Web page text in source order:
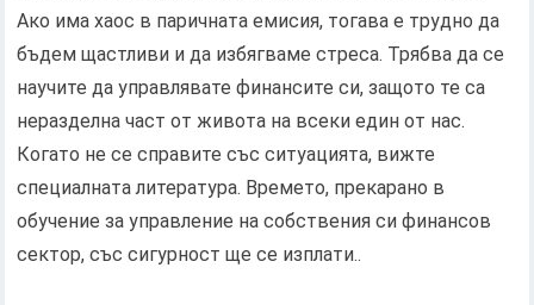
Ако има хаос в паричната емисия, тогава е трудно да
бъдем щастливи и да избягваме стреса. Трябва да се
научите да управлявате финансите си, защото те са
неразделна част от живота на всеки един от нас.
Когато не се справите със ситуацията, вижте
специалната литература. Времето, прекарано в
обучение за управление на собствения си финансов
сектор, със сигурност ще се изплати..